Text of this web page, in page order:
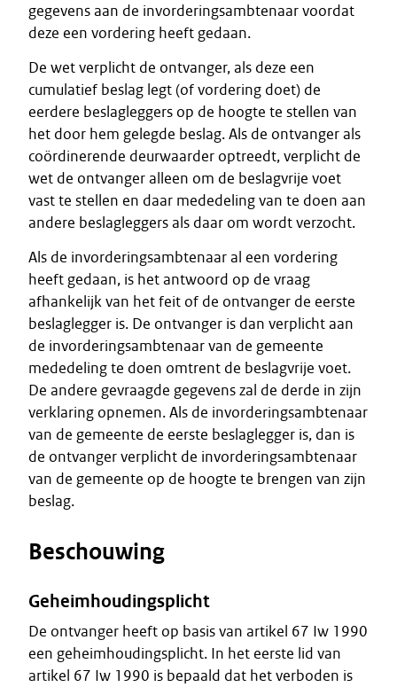
gegevens aan de invorderingsambtenaar voordat
deze een vordering heeft gedaan.
De wet verplicht de ontvanger, als deze een
cumulatief beslag legt (of vordering doet) de
eerdere beslagleggers op de hoogte te stellen van
het door hem gelegde beslag. Als de ontvanger als
coördinerende deurwaarder optreedt, verplicht de
wet de ontvanger alleen om de beslagvrije voet
vast te stellen en daar mededeling van te doen aan
andere beslagleggers als daar om wordt verzocht.
Als de invorderingsambtenaar al een vordering
heeft gedaan, is het antwoord op de vraag
afhankelijk van het feit of de ontvanger de eerste
beslaglegger is. De ontvanger is dan verplicht aan
de invorderingsambtenaar van de gemeente
mededeling te doen omtrent de beslagvrije voet.
De andere gevraagde gegevens zal de derde in zijn
verklaring opnemen. Als de invorderingsambtenaar
van de gemeente de eerste beslaglegger is, dan is
de ontvanger verplicht de invorderingsambtenaar
van de gemeente op de hoogte te brengen van zijn
beslag.
Beschouwing
Geheimhoudingsplicht
De ontvanger heeft op basis van artikel 67 Iw 1990
een geheimhoudingsplicht. In het eerste lid van
artikel 67 Iw 1990 is bepaald dat het verboden is